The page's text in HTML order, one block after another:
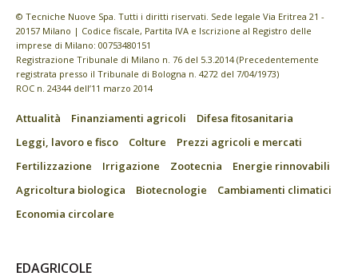
© Tecniche Nuove Spa. Tutti i diritti riservati. Sede legale Via Eritrea 21 -
20157 Milano | Codice fiscale, Partita IVA e Iscrizione al Registro delle
imprese di Milano: 00753480151
Registrazione Tribunale di Milano n. 76 del 5.3.2014 (Precedentemente
registrata presso il Tribunale di Bologna n. 4272 del 7/04/1973)
ROC n. 24344 dell’11 marzo 2014
Attualità Finanziamenti agricoli
Difesa fitosanitaria
Leggi, lavoro e fisco
Colture
Prezzi agricoli e mercati
Fertilizzazione
Irrigazione Zootecnia
Energie rinnovabili
Agricoltura biologica
Biotecnologie
Cambiamenti climatici
Economia circolare
EDAGRICOLE